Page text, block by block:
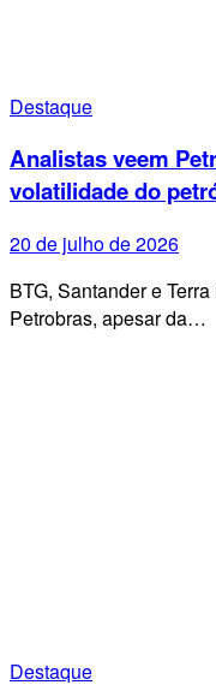
Destaque
Analistas veem
volatilidade do
20 de julho de 2026
BTG, Santander e
Petrobras, apesar da…
Destaque